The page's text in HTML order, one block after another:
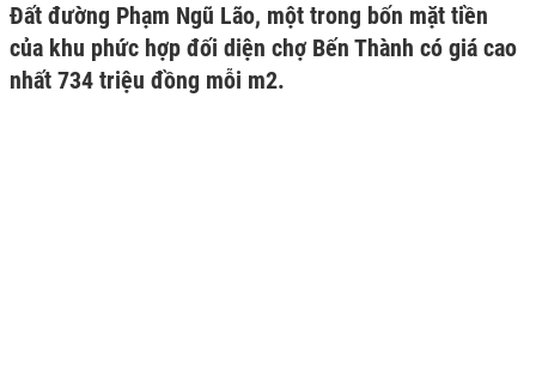
Đất đường Phạm Ngũ Lão, một trong bốn mặt tiền
của khu phức hợp đối diện chợ Bến Thành có giá cao
nhất 734 triệu đồng mỗi m2.